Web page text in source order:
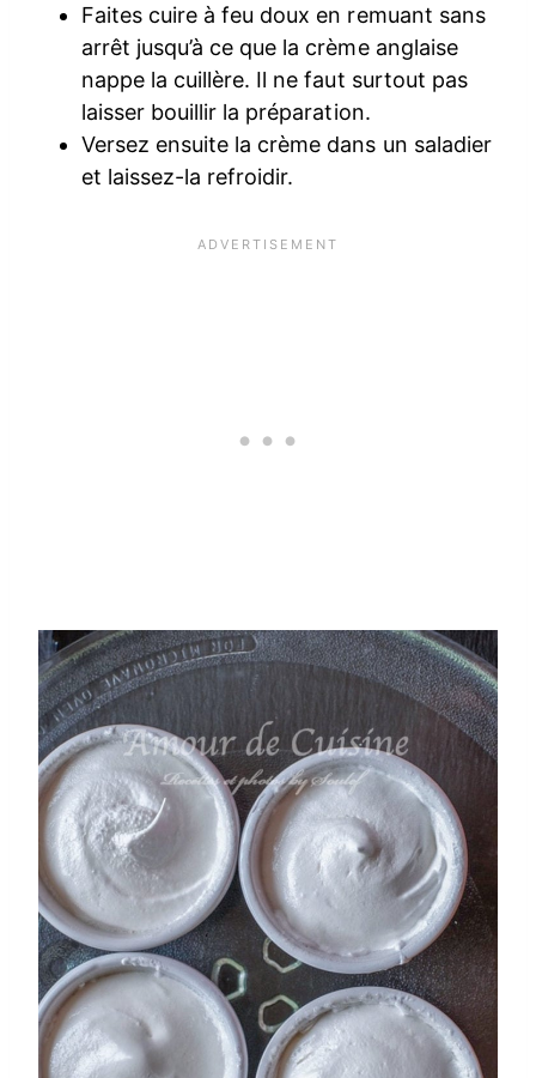
Faites cuire à feu doux en remuant sans
arrêt jusqu’à ce que la crème anglaise
nappe la cuillère. Il ne faut surtout pas
laisser bouillir la préparation.
Versez ensuite la crème dans un saladier
et laissez-la refroidir.